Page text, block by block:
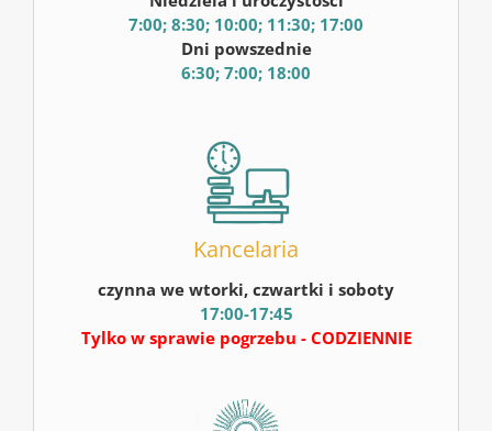
7:00; 8:30; 10:00; 11:30; 17:00
Dni powszednie
6:30; 7:00; 18:00
Kancelaria
czynna we wtorki, czwartki i soboty
17:00-17:45
Tylko w sprawie pogrzebu - CODZIENNIE